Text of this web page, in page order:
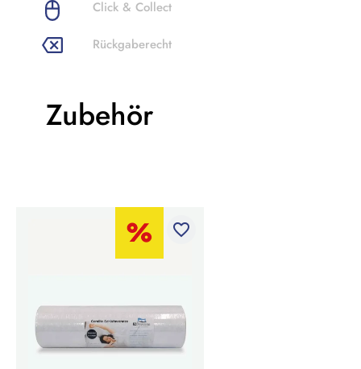
Click & Collect
Rückgaberecht
Zubehör
favorite_border